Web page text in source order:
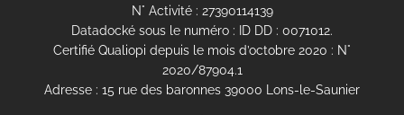
N° Activité : 27390114139
Datadocké sous le numéro : ID DD : 0071012.
Certifié Qualiopi depuis le mois d’octobre 2020 : N°
2020/87904.1
Adresse : 15 rue des baronnes 39000 Lons-le-Saunier